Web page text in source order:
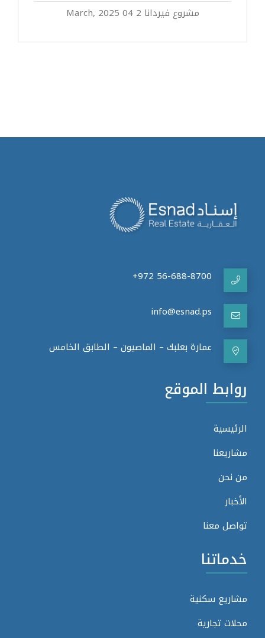
مشروع فيردانا 2
04 March, 2025
info@esnad.ps
عمارة بعلبك – الماصيون – الطابق الخامس
روابط الموقع
الرئيسية
مشاريعنا
من نحن
الأخبار
تواصل معنا
خدماتنا
مشاريع سكنية
محلات تجارية